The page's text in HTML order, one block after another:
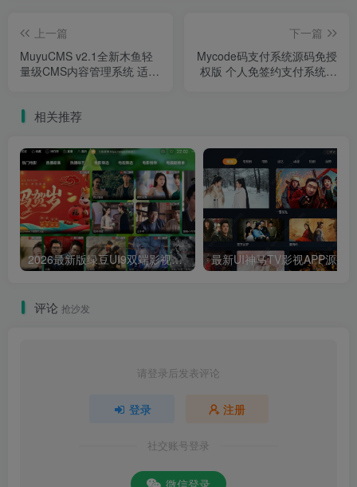
上一篇
MuyuCMS v2.1全新木鱼轻
量级CMS内容管理系统 适用
下一篇
Mycode码支付系统源码免授
权版 个人免签约支付系统支
相关推荐
2026最新版绿豆UI9双端影视APP源码
评论 抢沙发
请登录后发表评论
登录 注册
社交账号登录